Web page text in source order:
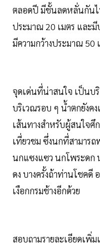
ตลอดปี มีชั้นลดหลั่นกัน
ประมาณ 20 เมตร และ
มีความกว้างประมาณ 50
จุดเด่นที่น่าสนใจ เป็นบ
บริเวณรอบ ๆ น้ำตกยัง
เส้นทางสำหรับผู้สนใจศึ
เที่ยวชม ซึ่งนกที่สามาร
นกแซงแซว นกโพระดก
ดง บางครั้งถ้าท่านโชค
เงือกกรมช้างอีกด้วย
สอบถามรายละเอียดเพิ่